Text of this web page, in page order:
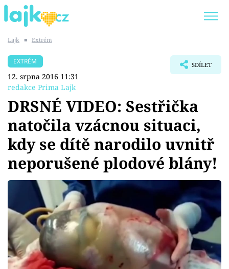
SHOPAHOLICADEL
Témata
Showbyznys
Youtubeři
Virály
Sex a vztahy
Videa
Lajk ■ Extrém
EXTRÉM
12. srpna 2016 11:31
redakce Prima Lajk
SDÍLET
DRSNÉ VIDEO: Sestřička
natočila vzácnou situaci,
kdy se dítě narodilo uvnitř
neporušené plodové blány!